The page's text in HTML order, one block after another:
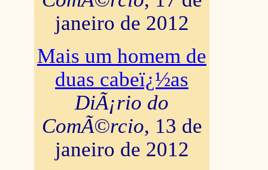
janeiro de 2012
Mais um homem de
duas cabeï¿½as
DiÃ¡rio do
ComÃ©rcio, 13 de
janeiro de 2012